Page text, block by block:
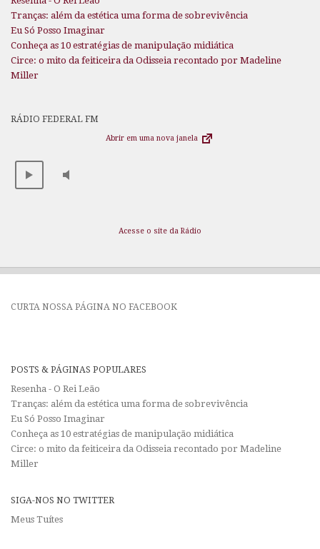
Tranças: além da estética uma forma de sobrevivência
Eu Só Posso Imaginar
Conheça as 10 estratégias de manipulação midiática
Circe: o mito da feiticeira da Odisseia recontado por Madeline
Miller
RÁDIO FEDERAL FM
Abrir em uma nova janela
Acesse o site da Rádio
CURTA NOSSA PÁGINA NO FACEBOOK
POSTS & PÁGINAS POPULARES
Resenha - O Rei Leão
Tranças: além da estética uma forma de sobrevivência
Eu Só Posso Imaginar
Conheça as 10 estratégias de manipulação midiática
Circe: o mito da feiticeira da Odisseia recontado por Madeline
Miller
SIGA-NOS NO TWITTER
Meus Tuítes